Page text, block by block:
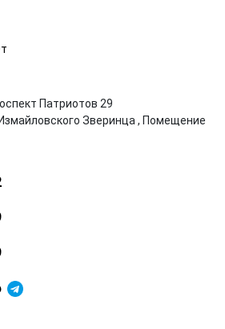
Патриотов 29
Зверинца , Помещение